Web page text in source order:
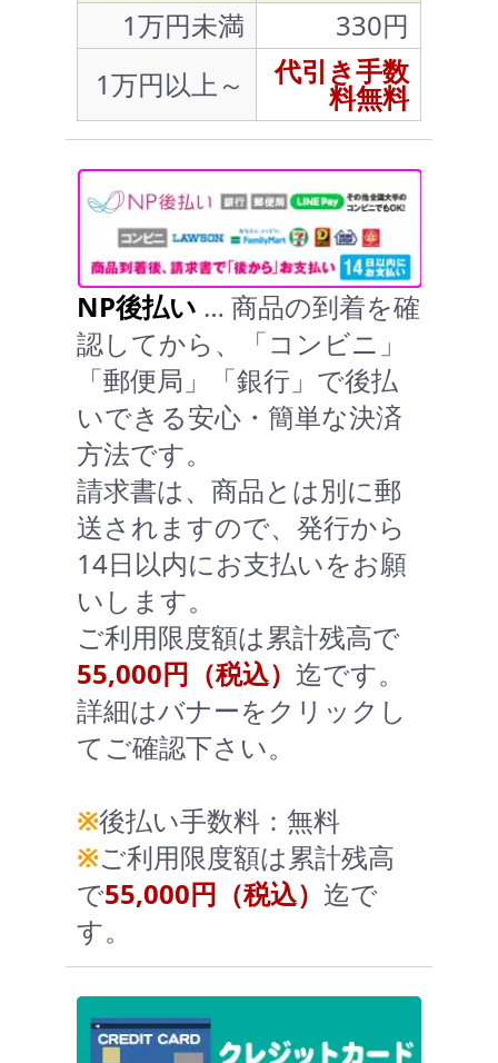
1万円未満
330円
1万円以上～
代引き手数
料無料
NP後払い … 商品の到着を確
認してから、「コンビニ」
「郵便局」「銀行」で後払
いできる安心・簡単な決済
方法です。
請求書は、商品とは別に郵
送されますので、発行から
14日以内にお支払いをお願
いします。
ご利用限度額は累計残高で
55,000円（税込） 迄です。
詳細はバナーをクリックし
てご確認下さい。
※後払い手数料：無料
※ご利用限度額は累計残高
で55,000円（税込） 迄で
す。